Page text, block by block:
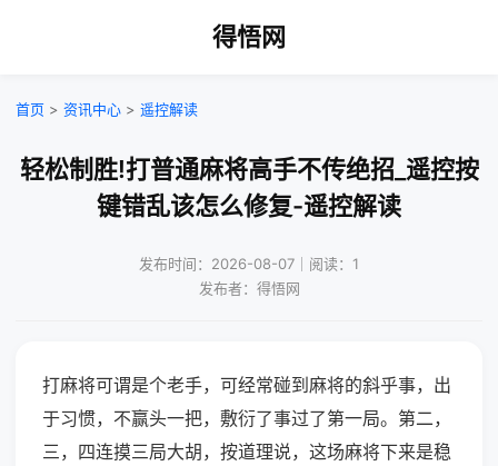
得悟网
首页 > 资讯中心 > 遥控解读
轻松制胜!打普通麻将高手不传绝招_遥控按
键错乱该怎么修复-遥控解读
发布时间：2026-08-07｜阅读：1
发布者：得悟网
打麻将可谓是个老手，可经常碰到麻将的斜乎事，出
于习惯，不赢头一把，敷衍了事过了第一局。第二，
三，四连摸三局大胡，按道理说，这场麻将下来是稳